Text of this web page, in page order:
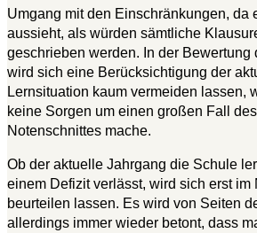
Umgang mit den Einschränkungen, da
aussieht, als würden sämtliche
geschrieben werden. In der Bewertung
wird sich eine Berücksichtigung der
Lernsituation kaum vermeiden lassen,
keine Sorgen um einen großen Fall des
Notenschnittes mache.
Ob der aktuelle Jahrgang die Schule
einem Defizit verlässt, wird sich erst im
beurteilen lassen. Es wird von Seiten
allerdings immer wieder betont, dass